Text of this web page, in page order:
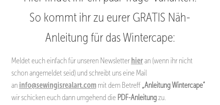
So kommt ihr zu eurer GRATIS Näh-
Anleitung für das Wintercape:
Meldet euch einfach für unseren Newsletter hieran (wenn ihr nicht
schon angemeldet seid) und schreibt uns eine Mail
an info@sewingisrealart.commit dem Betreff „Anleitung Wintercape“
wir schicken euch dann umgehend diePDF-Anleitungzu.